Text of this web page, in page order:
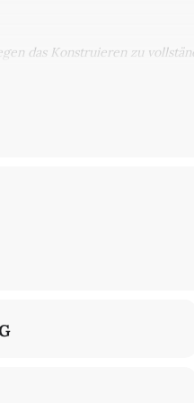
das Konstruieren zu
Brechts 125. Geburtstags.